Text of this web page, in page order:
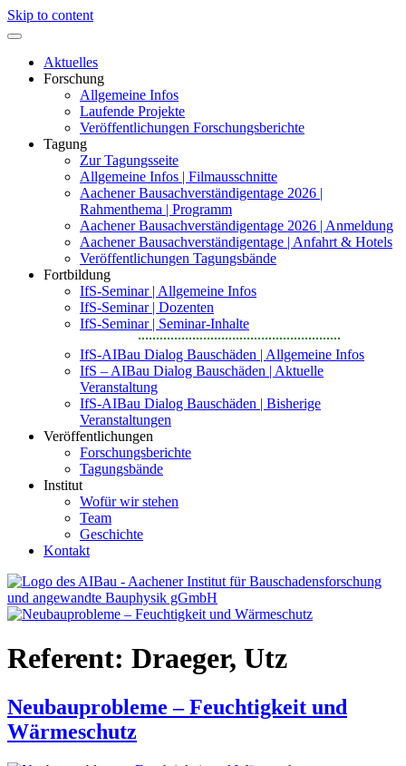
Skip to content
Aktuelles
Forschung
Allgemeine Infos
Laufende Projekte
Veröffentlichungen Forschungsberichte
Tagung
Zur Tagungsseite
Allgemeine Infos | Filmausschnitte
Aachener Bausachverständigentage 2026 |
Rahmenthema | Programm
Aachener Bausachverständigentage 2026 | Anmeldung
Aachener Bausachverständigentage | Anfahrt & Hotels
Veröffentlichungen Tagungsbände
Fortbildung
IfS-Seminar | Allgemeine Infos
IfS-Seminar | Dozenten
IfS-Seminar | Seminar-Inhalte
IfS-AIBau Dialog Bauschäden | Allgemeine Infos
IfS – AIBau Dialog Bauschäden | Aktuelle
Veranstaltung
IfS-AIBau Dialog Bauschäden | Bisherige
Veranstaltungen
Veröffentlichungen
Forschungsberichte
Tagungsbände
Institut
Wofür wir stehen
Team
Geschichte
Kontakt
angewandte Bauphysik
Referent: Draeger, Utz
Neubauprobleme – Feuchtigkeit und
Wärmeschutz